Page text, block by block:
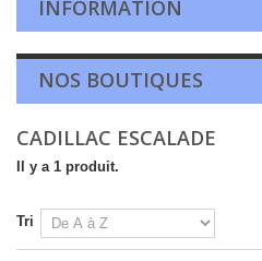
INFORMATION
NOS BOUTIQUES
CADILLAC ESCALADE
Il y a 1 produit.
Tri